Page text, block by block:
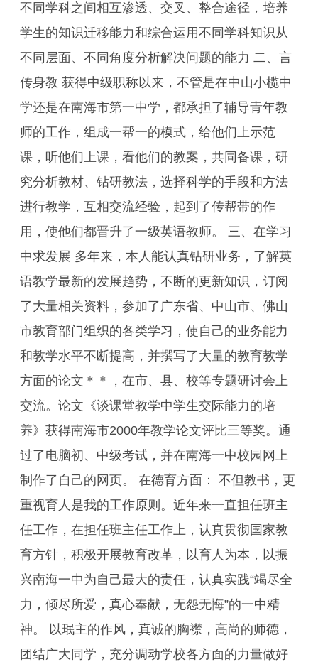
不同学科之间相互渗透、交叉、整合途径，培养
学生的知识迁移能力和综合运用不同学科知识从
不同层面、不同角度分析解决问题的能力 二、言
传身教 获得中级职称以来，不管是在中山小榄中
学还是在南海市第一中学，都承担了辅导青年教
师的工作，组成一帮一的模式，给他们上示范
课，听他们上课，看他们的教案，共同备课，研
究分析教材、钻研教法，选择科学的手段和方法
进行教学，互相交流经验，起到了传帮带的作
用，使他们都晋升了一级英语教师。 三、在学习
中求发展 多年来，本人能认真钻研业务，了解英
语教学最新的发展趋势，不断的更新知识，订阅
了大量相关资料，参加了广东省、中山市、佛山
市教育部门组织的各类学习，使自己的业务能力
和教学水平不断提高，并撰写了大量的教育教学
方面的论文＊＊，在市、县、校等专题研讨会上
交流。论文《谈课堂教学中学生交际能力的培
养》获得南海市2000年教学论文评比三等奖。通
过了电脑初、中级考试，并在南海一中校园网上
制作了自己的网页。 在德育方面： 不但教书，更
重视育人是我的工作原则。近年来一直担任班主
任工作，在担任班主任工作上，认真贯彻国家教
育方针，积极开展教育改革，以育人为本，以振
兴南海一中为自己最大的责任，认真实践“竭尽全
力，倾尽所爱，真心奉献，无怨无悔”的一中精
神。 以珉主的作风，真诚的胸襟，高尚的师德，
团结广大同学，充分调动学校各方面的力量做好